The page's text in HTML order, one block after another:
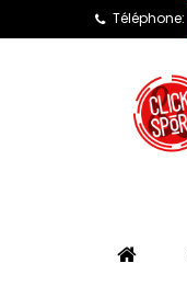
Téléphone: